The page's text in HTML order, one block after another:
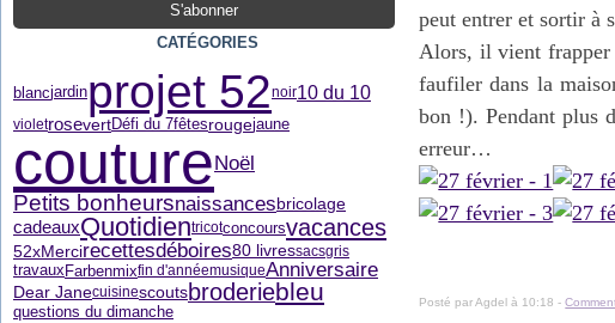
CATÉGORIES
blancjardinprojet 52noir10 du 10
violetrosevertDéfi du 7fêtesrougejaune
coutureNoël
Petits bonheursnaissancesbricolage
cadeauxQuotidientricotconcoursvacances
52xMercirecettesdéboires80 livressacsgris
travauxFarbenmixfin d'annéemusiqueAnniversaire
Dear Janecuisinescoutsbroderiebleu
questions du dimanche
peut entrer et sortir à
Alors, il vient frapper
faufiler dans la
bon !). Pendant plus
erreur…
Posté par Agdel à 10:18 -